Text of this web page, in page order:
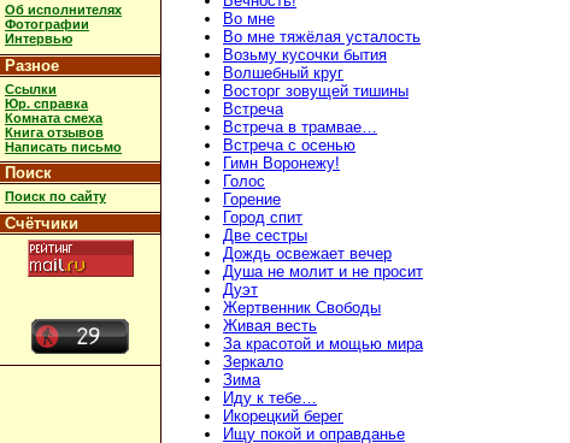
Об исполнителях
Фотографии
Интервью
Разное
Ссылки
Юр. справка
Комната смеха
Книга отзывов
Написать письмо
Поиск
Поиск по сайту
Счётчики
Во мне
Во мне тяжёлая усталость
Возьму кусочки бытия
Волшебный круг
Восторг зовущей тишины
Встреча
Встреча в трамвае…
Встреча с осенью
Гимн Воронежу!
Голос
Горение
Город спит
Две сестры
Дождь освежает вечер
Душа не молит и не просит
Дуэт
Жертвенник Свободы
Живая весть
За красотой и мощью мира
Зеркало
Зима
Иду к тебе…
Икорецкий берег
Ищу покой и оправданье